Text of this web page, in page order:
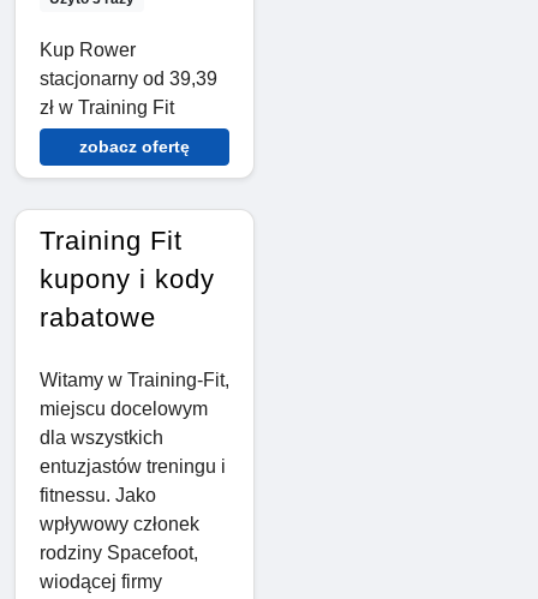
Kup Rower
stacjonarny od 39,39
zł w Training Fit
zobacz ofertę
Training Fit
kupony i kody
rabatowe
Witamy w Training-Fit,
miejscu docelowym
dla wszystkich
entuzjastów treningu i
fitnessu. Jako
wpływowy członek
rodziny Spacefoot,
wiodącej firmy